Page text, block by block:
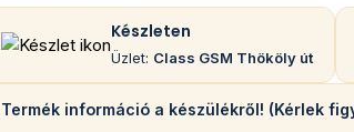
Készleten
Üzlet: Class GSM Thököly út
Termék információ a készülékről! (Kérlek